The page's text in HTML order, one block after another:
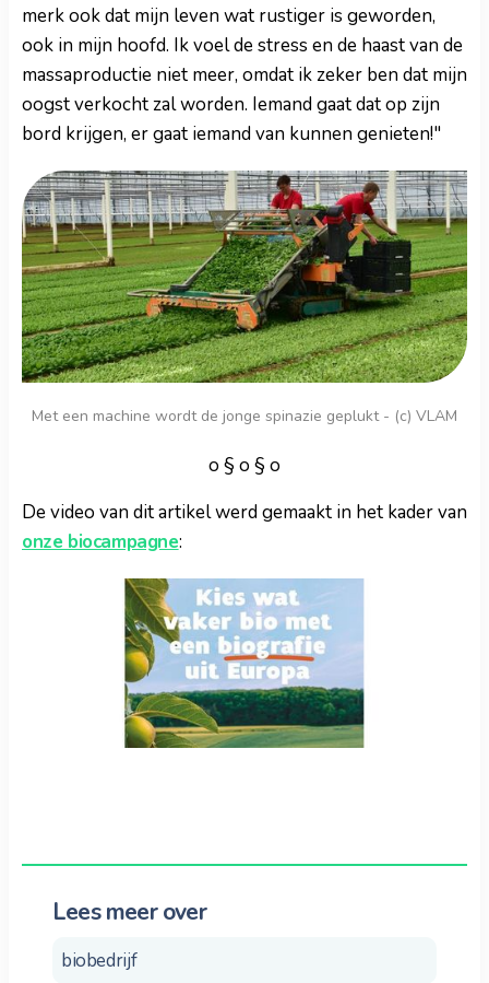
merk ook dat mijn leven wat rustiger is geworden,
ook in mijn hoofd. Ik voel de stress en de haast van de
massaproductie niet meer, omdat ik zeker ben dat mijn
oogst verkocht zal worden. Iemand gaat dat op zijn
bord krijgen, er gaat iemand van kunnen genieten!"
Met een machine wordt de jonge spinazie geplukt - (c) VLAM
o § o § o
De video van dit artikel werd gemaakt in het kader van
onze biocampagne:
Lees meer over
biobedrijf